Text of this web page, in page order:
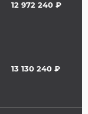
12 972 240 ₽
13 130 240 ₽